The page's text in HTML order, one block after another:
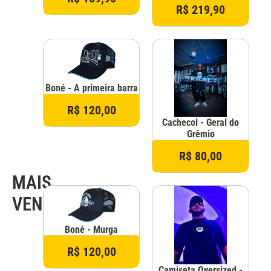
MAIS
VENDIDOS
R$ 219,90
Boné - A primeira barra
R$ 120,00
Cachecol - Geral do
Grêmio
R$ 80,00
Boné - Murga
R$ 120,00